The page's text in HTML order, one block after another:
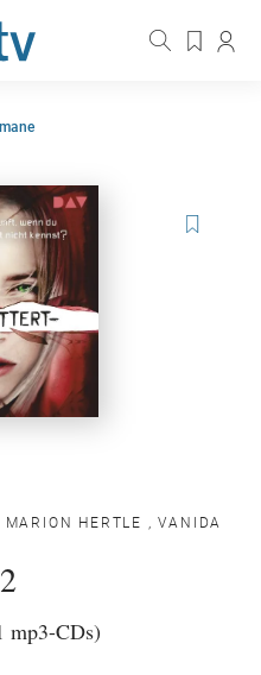
MARION HERTLE ,VANIDA
mp3-CDs)